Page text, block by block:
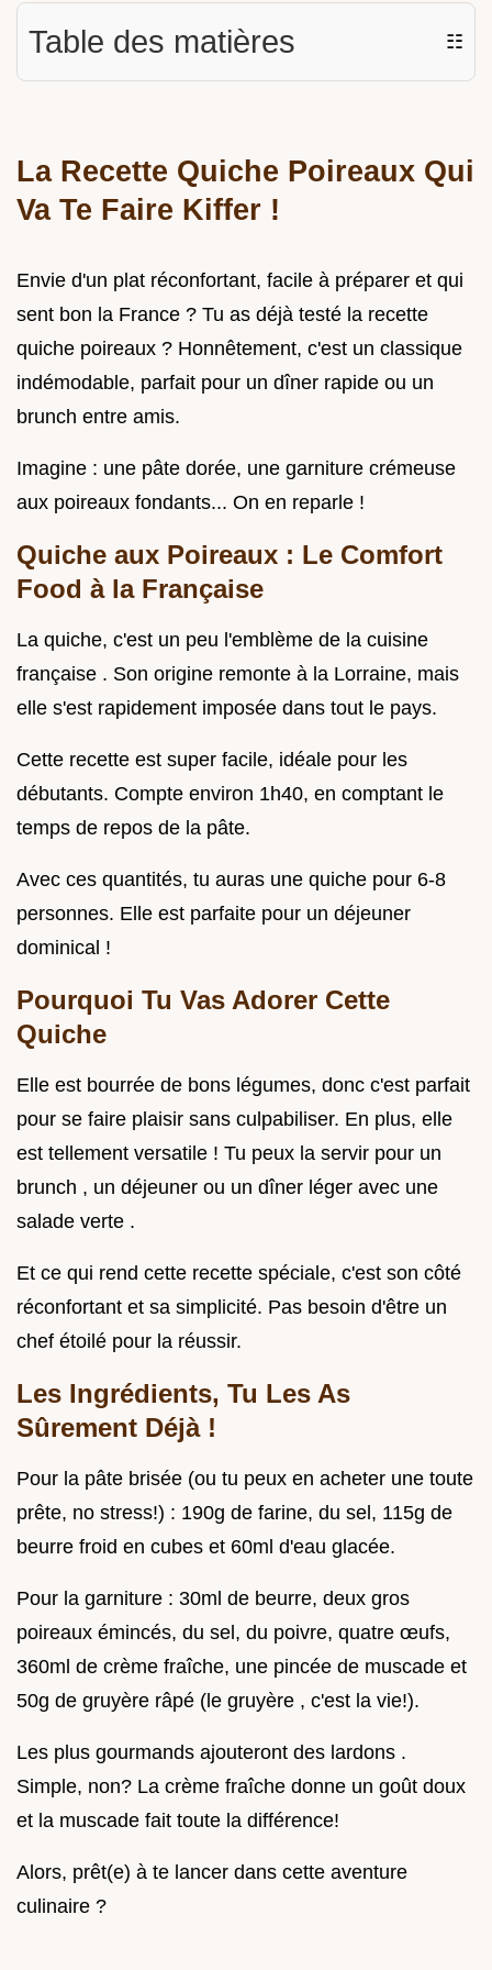
Table des matières ☷
La Recette Quiche Poireaux Qui
Va Te Faire Kiffer !
Envie d'un plat réconfortant, facile à préparer et qui
sent bon la France ? Tu as déjà testé la recette
quiche poireaux ? Honnêtement, c'est un classique
indémodable, parfait pour un dîner rapide ou un
brunch entre amis.
Imagine : une pâte dorée, une garniture crémeuse
aux poireaux fondants... On en reparle !
Quiche aux Poireaux : Le Comfort
Food à la Française
La quiche, c'est un peu l'emblème de la cuisine
française . Son origine remonte à la Lorraine, mais
elle s'est rapidement imposée dans tout le pays.
Cette recette est super facile, idéale pour les
débutants. Compte environ 1h40, en comptant le
temps de repos de la pâte.
Avec ces quantités, tu auras une quiche pour 6-8
personnes. Elle est parfaite pour un déjeuner
dominical !
Pourquoi Tu Vas Adorer Cette
Quiche
Elle est bourrée de bons légumes, donc c'est parfait
pour se faire plaisir sans culpabiliser. En plus, elle
est tellement versatile ! Tu peux la servir pour un
brunch , un déjeuner ou un dîner léger avec une
salade verte .
Et ce qui rend cette recette spéciale, c'est son côté
réconfortant et sa simplicité. Pas besoin d'être un
chef étoilé pour la réussir.
Les Ingrédients, Tu Les As
Sûrement Déjà !
Pour la pâte brisée (ou tu peux en acheter une toute
prête, no stress!) : 190g de farine, du sel, 115g de
beurre froid en cubes et 60ml d'eau glacée.
Pour la garniture : 30ml de beurre, deux gros
poireaux émincés, du sel, du poivre, quatre œufs,
360ml de crème fraîche, une pincée de muscade et
50g de gruyère râpé (le gruyère , c'est la vie!).
Les plus gourmands ajouteront des lardons .
Simple, non? La crème fraîche donne un goût doux
et la muscade fait toute la différence!
Alors, prêt(e) à te lancer dans cette aventure
culinaire ?